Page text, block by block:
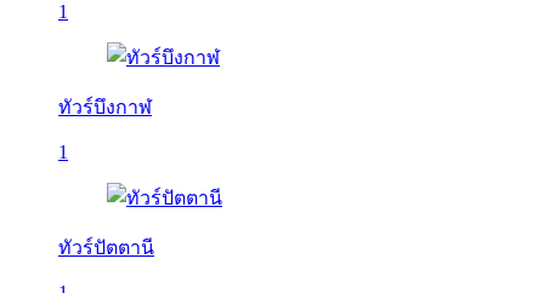
1
ทัวร์บึงกาฬ
1
ทัวร์ปัตตานี